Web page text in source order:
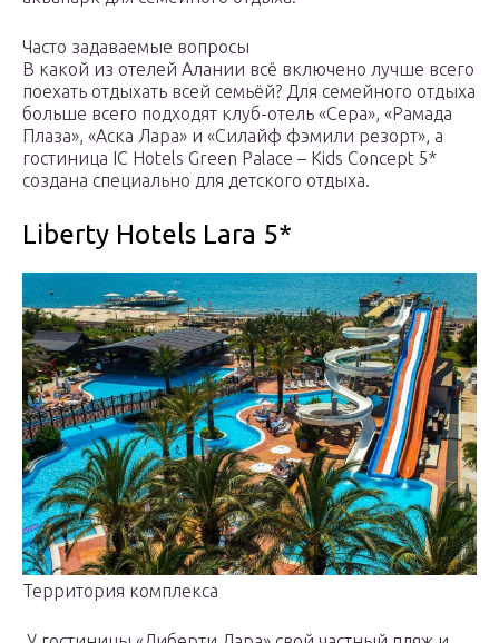
Часто задаваемые вопросы
В какой из отелей Алании всё включено лучше всего
поехать отдыхать всей семьёй? Для семейного отдыха
больше всего подходят клуб-отель «Сера», «Рамада
Плаза», «Аска Лара» и «Силайф фэмили резорт», а
гостиница IC Hotels Green Palace – Kids Concept 5*
создана специально для детского отдыха.
Liberty Hotels Lara 5*
Территория комплекса